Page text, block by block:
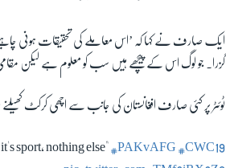
ایک صارف نے کہا کہ ’اس معاملے کی تحقیقات ہونی چاہیے
گزرا۔ جو لوگ اس کے پیچھے ہیں سب کو معلوم ہے لیکن
ٹوئٹر پر کئی صارف افغانستان کی جانب سے اچھی کرکٹ کھیلنے
sport, nothing else" #PAKvAFG #CWC19